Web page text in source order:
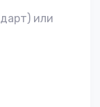
или